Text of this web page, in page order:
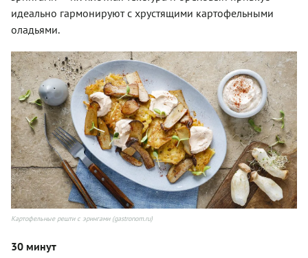
идеально гармонируют с хрустящими картофельными
оладьями.
Картофельные решти с эрингами (gastronom.ru)
30 минут